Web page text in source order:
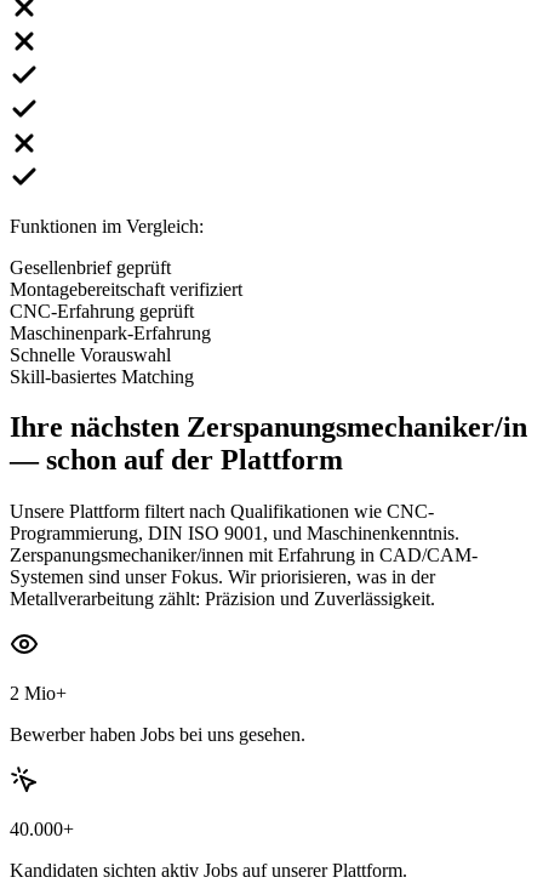
Funktionen im Vergleich:
Gesellenbrief geprüft
Montagebereitschaft verifiziert
CNC-Erfahrung geprüft
Maschinenpark-Erfahrung
Schnelle Vorauswahl
Skill-basiertes Matching
Ihre nächsten Zerspanungsmechaniker/in
— schon auf der Plattform
Unsere Plattform filtert nach Qualifikationen wie CNC-
Programmierung, DIN ISO 9001, und Maschinenkenntnis.
Zerspanungsmechaniker/innen mit Erfahrung in CAD/CAM-
Systemen sind unser Fokus. Wir priorisieren, was in der
Metallverarbeitung zählt: Präzision und Zuverlässigkeit.
2 Mio+
Bewerber haben Jobs bei uns gesehen.
40.000+
Kandidaten sichten aktiv Jobs auf unserer Plattform.